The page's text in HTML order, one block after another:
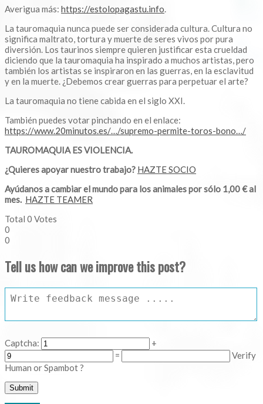
Averigua más: https://estolopagastu.info.
La tauromaquia nunca puede ser considerada cultura. Cultura no
significa maltrato, tortura y muerte de seres vivos por pura
diversión. Los taurinos siempre quieren justificar esta crueldad
diciendo que la tauromaquia ha inspirado a muchos artistas, pero
también los artistas se inspiraron en las guerras, en la esclavitud
y en la muerte. ¿Debemos crear guerras para perpetuar el arte?
La tauromaquia no tiene cabida en el siglo XXI.
También puedes votar pinchando en el enlace:
https://www.20minutos.es/…/supremo-permite-toros-bono…/
TAUROMAQUIA ES VIOLENCIA.
¿Quieres apoyar nuestro trabajo? HAZTE SOCIO
Ayúdanos a cambiar el mundo para los animales por sólo 1,00 € al
mes. HAZTE TEAMER
Total 0 Votes
0
0
Tell us how can we improve this post?
Captcha:
+
=
Verify
Human or Spambot ?